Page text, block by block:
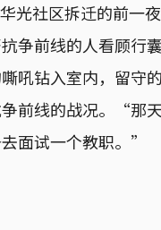
光社区拆迁的前一
争前线的人看顾行
吼钻入室内，留守
前线的战况。“那
面试一个教职。”